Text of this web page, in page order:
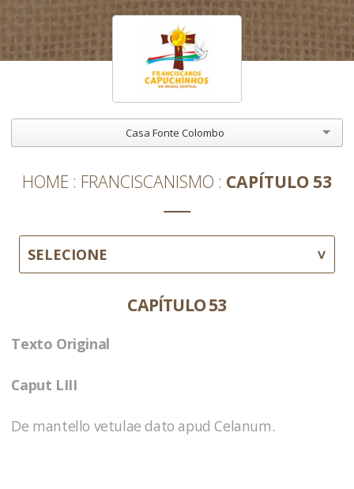
Casa Fonte Colombo
HOME FRANCISCANISMO CAPÍTULO 53
SELECIONE
CAPÍTULO 53
Texto Original
Caput LIII
De mantello vetulae dato apud Celanum.